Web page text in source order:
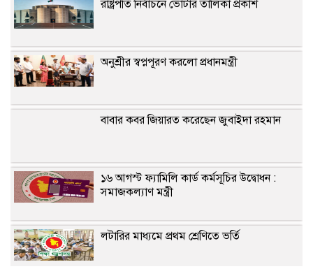
রাষ্ট্রপতি নির্বাচনে ভোটার তালিকা প্রকাশ
অনুশ্রীর স্বপ্নপূরণ করলো প্রধানমন্ত্রী
বাবার কবর জিয়ারত করেছেন জুবাইদা রহমান
১৬ আগস্ট ফ্যামিলি কার্ড কর্মসূচির উদ্বোধন :
সমাজকল্যাণ মন্ত্রী
লটারির মাধ্যমে প্রথম শ্রেণিতে ভর্তি